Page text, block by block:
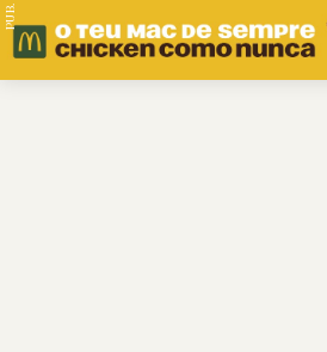
PUB.